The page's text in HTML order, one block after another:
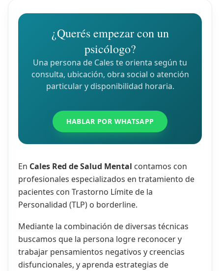
¿Querés empezar con un
psicólogo?
Una persona de Cales te orienta según tu
consulta, ubicación, obra social o atención
particular y disponibilidad horaria.
HABLAR POR WHATSAPP
En Cales Red de Salud Mental contamos con
profesionales especializados en tratamiento de
pacientes con Trastorno Límite de la
Personalidad (TLP) o borderline.
Mediante la combinación de diversas técnicas
buscamos que la persona logre reconocer y
trabajar pensamientos negativos y creencias
disfuncionales, y aprenda estrategias de